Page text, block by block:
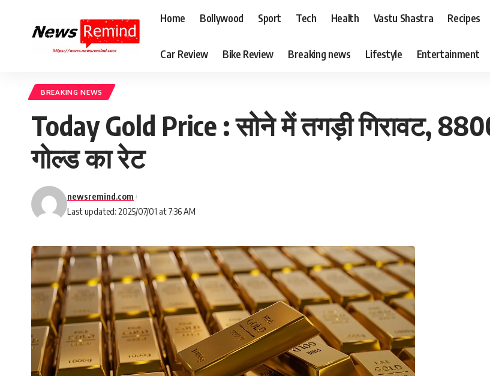
Home Bollywood Sport Tech Health Vastu Shastra Recipes
Car Review Bike Review Breaking news Lifestyle Entertainment
BREAKING NEWS
Today Gold Price : सोने में तगड़ी गिरावट,
गोल्ड का रेट
Last updated: 2025/07/01 at 7:36 AM
newsremind.com